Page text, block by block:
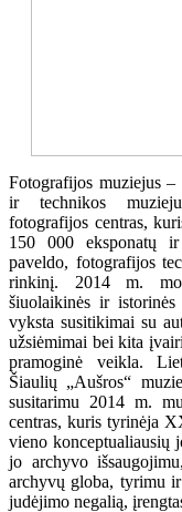
Fotografijos muziejus –
ir technikos
fotografijos centras,
150 000 eksponatų
paveldo, fotografijos
rinkinį. 2014 m.
šiuolaikinės ir
vyksta susitikimai su
užsiėmimai bei kita
pramoginė veikla.
Šiaulių „Aušros“
susitarimu 2014 m.
centras, kuris tyrinėja
vieno konceptualiausių
jo archyvo
archyvų globa, tyrimu
judėjimo negalią,